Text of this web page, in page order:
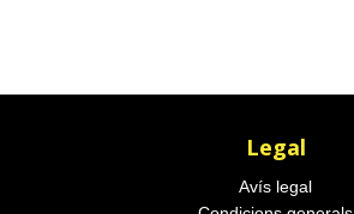
Legal
Avís legal